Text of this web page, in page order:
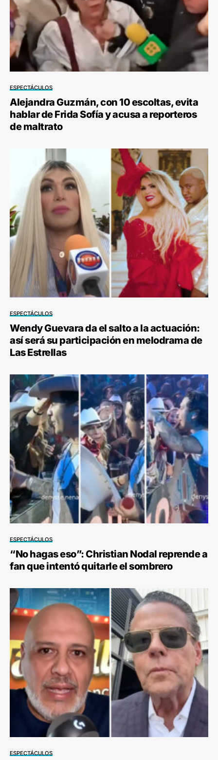
ESPECTÁCULOS
Alejandra Guzmán, con 10 escoltas, evita
hablar de Frida Sofía y acusa a reporteros
de maltrato
ESPECTÁCULOS
Wendy Guevara da el salto a la actuación:
así será su participación en melodrama de
Las Estrellas
ESPECTÁCULOS
“No hagas eso”: Christian Nodal reprende a
fan que intentó quitarle el sombrero
ESPECTÁCULOS